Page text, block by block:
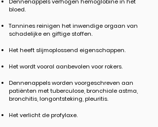
bloed.
Tannines reinigen het inwendige orgaan van
schadelijke en giftige stoffen.
Het heeft slijmoplossend eigenschappen.
Het wordt vooral aanbevolen voor rokers.
Dennenappels worden voorgeschreven aan
patiënten met tuberculose, bronchiale astma,
bronchitis, longontsteking, pleuritis.
Het verlicht de profylaxe.